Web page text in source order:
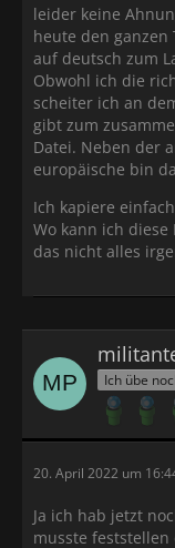
leider keine
heute den ganzen
auf deutsch zum
Obwohl ich die
scheiter ich an
gibt zum
Datei. Neben der
europäische bin
Ich kapiere
Wo kann ich
das nicht alles
Ich übe
20. April 2022 um
Ja ich hab jetzt
musste feststellen